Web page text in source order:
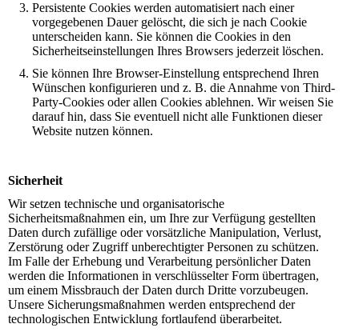
Persistente Cookies werden automatisiert nach einer
vorgegebenen Dauer gelöscht, die sich je nach Cookie
unterscheiden kann. Sie können die Cookies in den
Sicherheitseinstellungen Ihres Browsers jederzeit löschen.
Sie können Ihre Browser-Einstellung entsprechend Ihren
Wünschen konfigurieren und z. B. die Annahme von Third-
Party-Cookies oder allen Cookies ablehnen. Wir weisen Sie
darauf hin, dass Sie eventuell nicht alle Funktionen dieser
Website nutzen können.
Sicherheit
Wir setzen technische und organisatorische
Sicherheitsmaßnahmen ein, um Ihre zur Verfügung gestellten
Daten durch zufällige oder vorsätzliche Manipulation, Verlust,
Zerstörung oder Zugriff unberechtigter Personen zu schützen.
Im Falle der Erhebung und Verarbeitung persönlicher Daten
werden die Informationen in verschlüsselter Form übertragen,
um einem Missbrauch der Daten durch Dritte vorzubeugen.
Unsere Sicherungsmaßnahmen werden entsprechend der
technologischen Entwicklung fortlaufend überarbeitet.